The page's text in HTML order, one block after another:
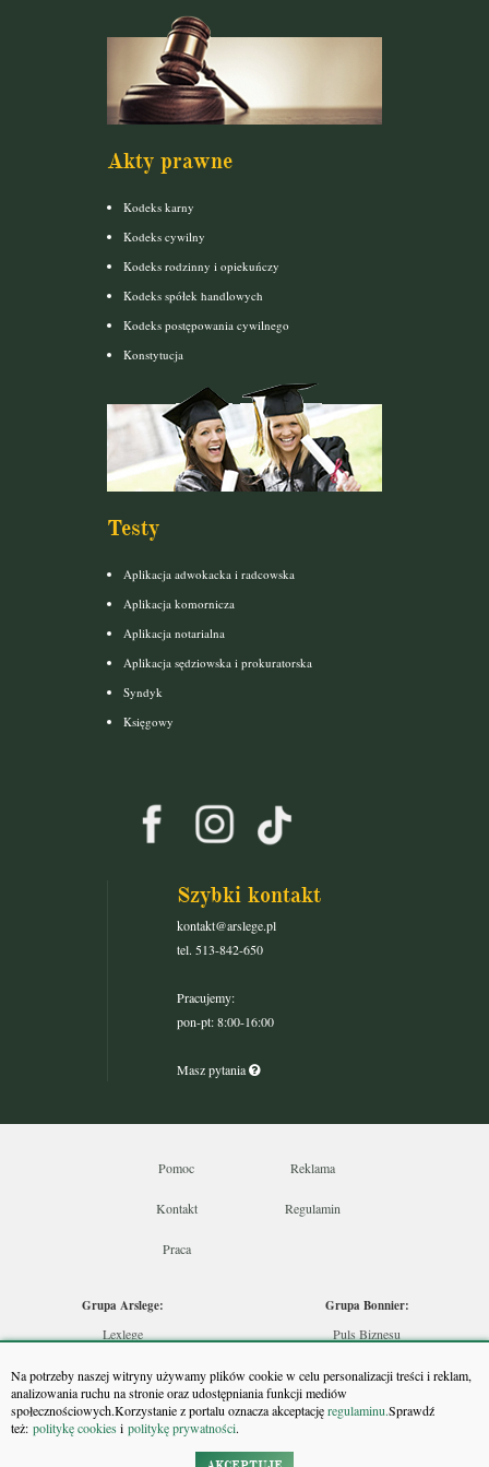
Na potrzeby naszej witryny używamy plików cookie w celu personalizacji treści i reklam,
analizowania ruchu na stronie oraz udostępniania funkcji mediów
społecznościowych.Korzystanie z portalu oznacza akceptacjęregulaminu.Sprawdź
też: politykę cookiesi politykę prywatności.
Akty prawne
Kodeks karny
Kodeks cywilny
Kodeks rodzinny i opiekuńczy
Kodeks spółek handlowych
Kodeks postępowania cywilnego
Konstytucja
Testy
Aplikacja adwokacka i radcowska
Aplikacja komornicza
Aplikacja notarialna
Aplikacja sędziowska i prokuratorska
Syndyk
Księgowy
Szybki kontakt
kontakt@arslege.pl
tel. 513-842-650
Pracujemy:
pon-pt: 8:00-16:00
Masz pytania
Pomoc Reklama
Kontakt Regulamin
Praca
Grupa Arslege:
Lexlege
Skarbowcy
Urzędnik
Rzeczoznawca
Grupa Bonnier:
Puls Biznesu
Puls Medycyny
Monitor Firm